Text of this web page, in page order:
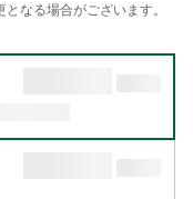
なる場合がございます。